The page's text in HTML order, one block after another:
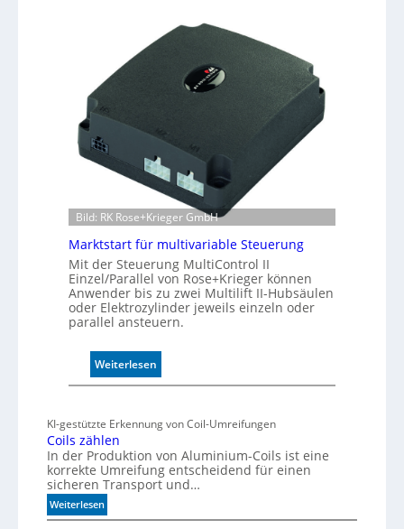
k
r
e
g
e
s
o
r
ü
b
r
w
a
h
t
h
e
Bild: RK Rose+Krieger GmbH
Marktstart für multivariable Steuerung
Mit der Steuerung MultiControl II
Einzel/Parallel von Rose+Krieger können
Anwender bis zu zwei Multilift II-Hubsäulen
oder Elektrozylinder jeweils einzeln oder
parallel ansteuern.
Weiterlesen:
M
k
s
t
r
KI-gestützte Erkennung von Coil-Umreifungen
Coils zählen
In der Produktion von Aluminium-Coils ist eine
korrekte Umreifung entscheidend für einen
sicheren Transport und…
Weiterlesen:
C